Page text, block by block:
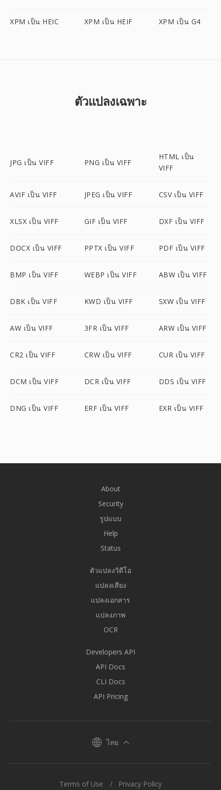
XPM เป็น HEIC XPM เป็น HEIF XPM เป็น G4
ตัวแปลงเฉพาะ
JPG เป็น VIFF PNG เป็น VIFF
HTML เป็น
VIFF
AVIF เป็น VIFF JPEG เป็น VIFF CSV เป็น VIFF
XLSX เป็น VIFF GIF เป็น VIFF DXF เป็น VIFF
DOCX เป็น VIFF PPTX เป็น VIFF PDF เป็น VIFF
BMP เป็น VIFF WEBP เป็น VIFF ABW เป็น VIFF
DBK เป็น VIFF KWD เป็น VIFF SXW เป็น VIFF
AW เป็น VIFF 3FR เป็น VIFF ARW เป็น VIFF
CR2 เป็น VIFF CRW เป็น VIFF CUR เป็น VIFF
DCM เป็น VIFF DCR เป็น VIFF DDS เป็น VIFF
DNG เป็น VIFF ERF เป็น VIFF EXR เป็น VIFF
About
Security
รูปแบบ
Help
Status
ตัวแปลงวิดีโอ
แปลงเสียง
แปลงเอกสาร
แปลงภาพ
OCR
Developers API
API Docs
CLI Docs
API Pricing
ไทย
Terms of Use Privacy Policy